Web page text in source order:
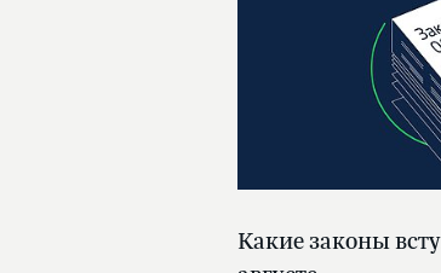
Какие законы